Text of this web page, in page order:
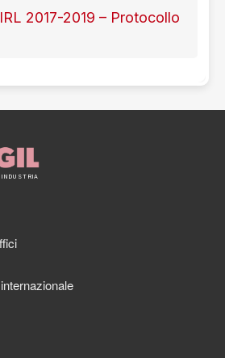
2017-2019 – Protocollo